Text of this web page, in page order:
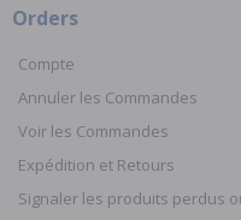
Orders
Compte
Annuler les Commandes
Voir les Commandes
Expédition et Retours
Signaler les produits perdus